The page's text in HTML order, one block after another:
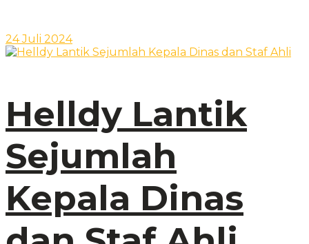
24 Juli 2024
Helldy Lantik
Sejumlah
Kepala Dinas